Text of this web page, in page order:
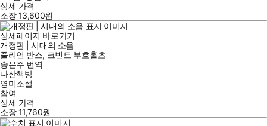
상세 가격
소장13,600원
상세페이지 바로가기
개정판 | 시대의 소음
줄리언 반스, 크빈트 부흐홀츠
송은주 번역
다산책방
영미소설
참여
상세 가격
소장11,760원